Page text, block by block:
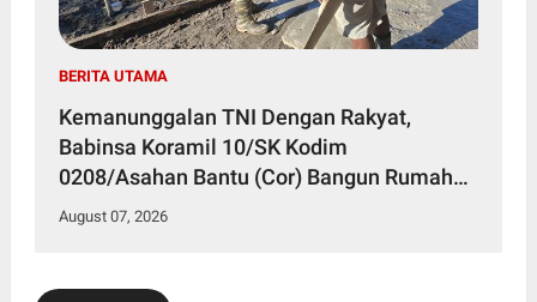
BERITA UTAMA
Kemanunggalan TNI Dengan Rakyat,
Babinsa Koramil 10/SK Kodim
0208/Asahan Bantu (Cor) Bangun Rumah
Warga
August 07, 2026